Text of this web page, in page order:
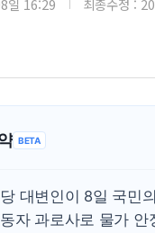
일 16:29 최종수정 :
BETA
대변인이 8일 국민
자 과로사로 물가